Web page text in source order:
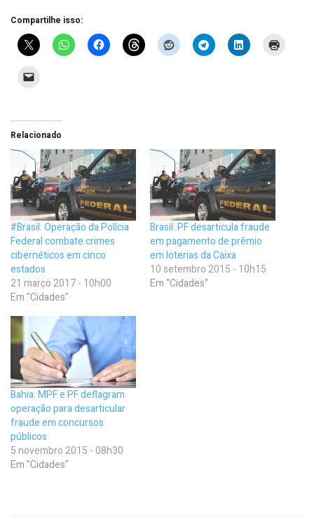
Compartilhe isso:
Relacionado
#Brasil: Operação da Polícia
Federal combate crimes
cibernéticos em cinco
estados
21 março 2017 - 10h00
Em "Cidades"
Brasil: PF desarticula fraude
em pagamento de prêmio
em loterias da Caixa
10 setembro 2015 - 10h15
Em "Cidades"
Bahia: MPF e PF deflagram
operação para desarticular
fraude em concursos
públicos
5 novembro 2015 - 08h30
Em "Cidades"